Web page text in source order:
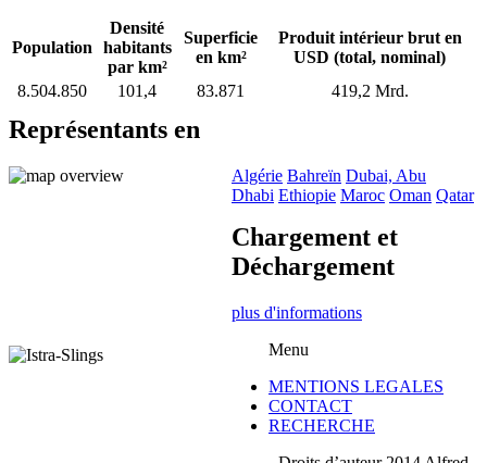
Population
Densité
habitants
par km²
Superficie
en km²
Produit intérieur brut en
USD (total, nominal)
8.504.850
101,4 83.871 419,2 Mrd.
Représentants en
Algérie Bahreïn Dubai, Abu
Dhabi Ethiopie Maroc Oman Qatar
Chargement et
Déchargement
plus d'informations
Menu
MENTIONS LEGALES
CONTACT
RECHERCHE